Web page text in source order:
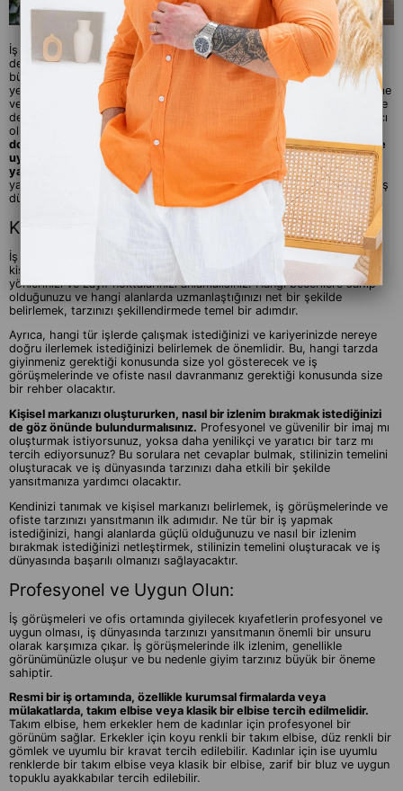
İş dünyasında başarılı olmanın sırrı sadece işinizi iyi yapmakla sınırlı
değildir. Aynı zamanda, kişisel tarzınızı doğru şekilde ifade etmek de
büyük önem taşır. İş görüşmeleri ve ofis ortamı, sadece profesyonel
yeteneklerinizi sergilemek için değil, aynı zamanda kendinizi ifade etme
ve işyerinde olumlu bir etki yaratma fırsatı sunar. Her ne kadar bilgi ve
deneyim önemli olsa da, iş dünyasında dikkat çekmek ve hatırda kalıcı
olmak için tarzınızın da önemi büyüktür.
İş görüşmelerinde ve ofiste
doğru giyim tarzını benimsemek, sizin güvenilirlik, profesyonellik ve
uyum yeteneğiniz hakkında önemli bir ilk izlenim bırakmanıza
yardımcı olur
. Dolayısıyla, iş dünyasında tarzınızı doğru bir şekilde
yansıtabilmek, kariyerinizin başarısı açısından kritik bir adımdır. İşte, iş
dünyasında tarzınızı nasıl yansıtabileceğinize dair ipuçları:
Kendinizi Tanıyın ve Markalaşın:
İş dünyasında tarzınızı yansıtmak için ilk adım, kendinizi tanımak ve
kişisel markanızı belirlemektir. Bunun için öncelikle, kendi güçlü
yönlerinizi ve zayıf noktalarınızı anlamalısınız. Hangi becerilere sahip
olduğunuzu ve hangi alanlarda uzmanlaştığınızı net bir şekilde
belirlemek, tarzınızı şekillendirmede temel bir adımdır.
Ayrıca, hangi tür işlerde çalışmak istediğinizi ve kariyerinizde nereye
doğru ilerlemek istediğinizi belirlemek de önemlidir. Bu, hangi tarzda
giyinmeniz gerektiği konusunda size yol gösterecek ve iş
görüşmelerinde ve ofiste nasıl davranmanız gerektiği konusunda size
bir rehber olacaktır.
Kişisel markanızı oluştururken, nasıl bir izlenim bırakmak istediğinizi
de göz önünde bulundurmalısınız. Profesyonel ve güvenilir bir imaj mı
oluşturmak istiyorsunuz, yoksa daha yenilikçi ve yaratıcı bir tarz mı
tercih ediyorsunuz? Bu sorulara net cevaplar bulmak, stilinizin temelini
oluşturacak ve iş dünyasında tarzınızı daha etkili bir şekilde
yansıtmanıza yardımcı olacaktır.
Kendinizi tanımak ve kişisel markanızı belirlemek, iş görüşmelerinde ve
ofiste tarzınızı yansıtmanın ilk adımıdır. Ne tür bir iş yapmak
istediğinizi, hangi alanlarda güçlü olduğunuzu ve nasıl bir izlenim
bırakmak istediğinizi netleştirmek, stilinizin temelini oluşturacak ve iş
dünyasında başarılı olmanızı sağlayacaktır.
Profesyonel ve Uygun Olun:
İş görüşmeleri ve ofis ortamında giyilecek kıyafetlerin profesyonel ve
uygun olması, iş dünyasında tarzınızı yansıtmanın önemli bir unsuru
olarak karşımıza çıkar. İş görüşmelerinde ilk izlenim, genellikle
görünümünüzle oluşur ve bu nedenle giyim tarzınız büyük bir öneme
sahiptir.
Resmi bir iş ortamında, özellikle kurumsal firmalarda veya
mülakatlarda, takım elbise veya klasik bir elbise tercih edilmelidir.
Takım elbise, hem erkekler hem de kadınlar için profesyonel bir
görünüm sağlar. Erkekler için koyu renkli bir takım elbise, düz renkli bir
gömlek ve uyumlu bir kravat tercih edilebilir. Kadınlar için ise uyumlu
renklerde bir takım elbise veya klasik bir elbise, zarif bir bluz ve uygun
topuklu ayakkabılar tercih edilebilir.